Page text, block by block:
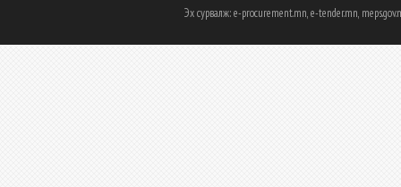
Эх сурвалж: e-procurement.mn, e-tender.mn,